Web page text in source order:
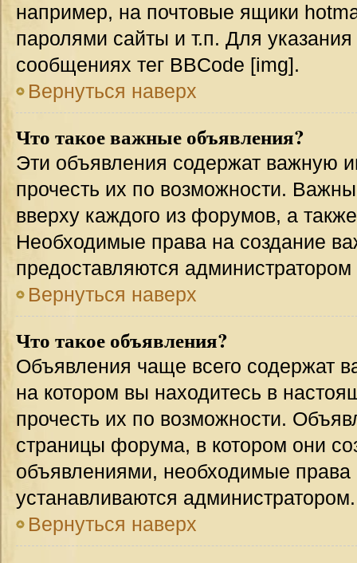
например, на почтовые ящики
паролями сайты и т.п. Для
сообщениях тег BBCode [img].
Вернуться наверх
Что такое важные объявления?
Эти объявления содержат
прочесть их по возможности.
вверху каждого из форумов, а
Необходимые права на создание
предоставляются
Вернуться наверх
Что такое объявления?
Объявления чаще всего
на котором вы находитесь в
прочесть их по возможности.
страницы форума, в котором они
объявлениями, необходимые права
устанавливаются администратором.
Вернуться наверх